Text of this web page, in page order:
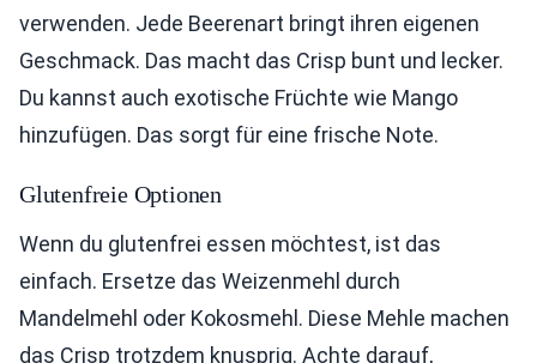
verwenden. Jede Beerenart bringt ihren eigenen
Geschmack. Das macht das Crisp bunt und lecker.
Du kannst auch exotische Früchte wie Mango
hinzufügen. Das sorgt für eine frische Note.
Glutenfreie Optionen
Wenn du glutenfrei essen möchtest, ist das
einfach. Ersetze das Weizenmehl durch
Mandelmehl oder Kokosmehl. Diese Mehle machen
das Crisp trotzdem knusprig. Achte darauf,